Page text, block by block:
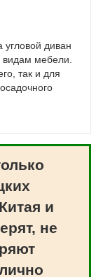
диван
видам мебели.
так и для
и
не